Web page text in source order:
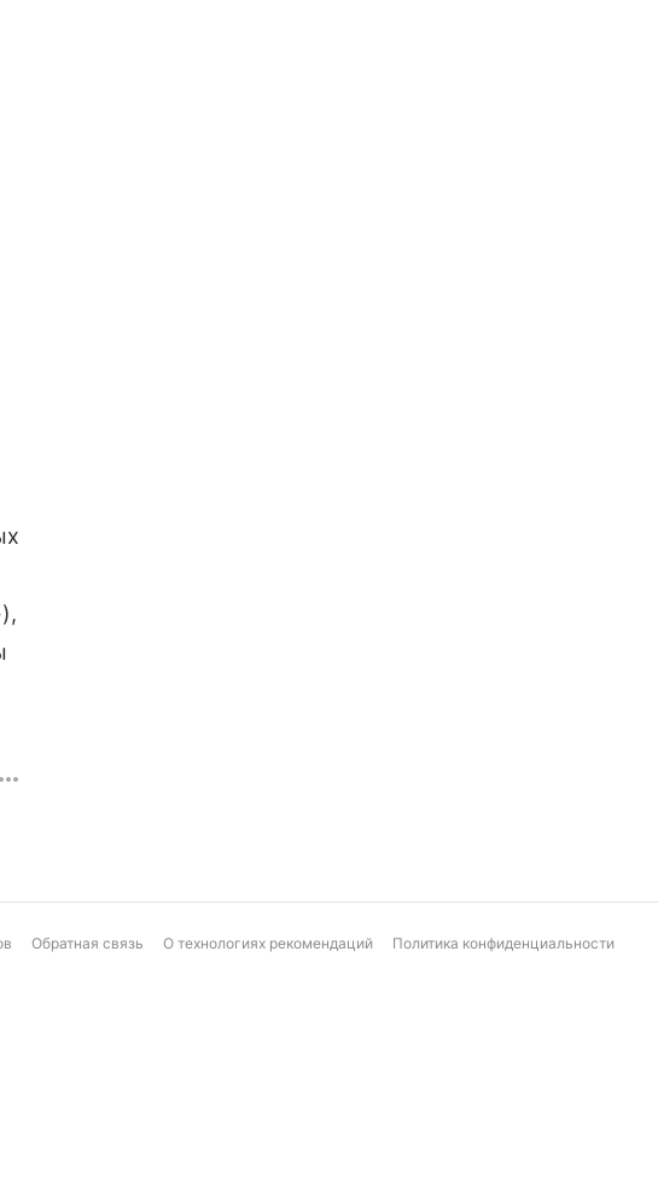
Обратная связь О технологиях рекомендаций Политика конфиденциальности